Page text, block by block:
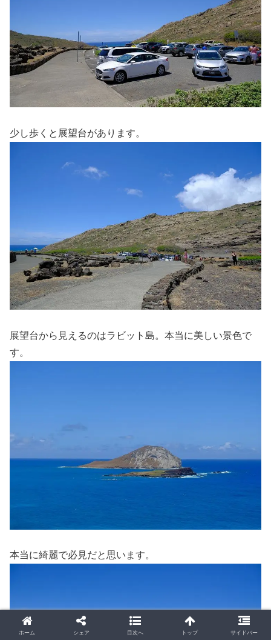
少し歩くと展望台があります。
展望台から見えるのはラビット島。本当に美しい景色で
す。
本当に綺麗で必見だと思います。
ホーム シェア 目次へ トップ サイドバー